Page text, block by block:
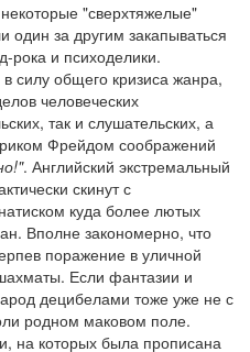
"сверхтяжелые"
за другим закапываться
и психоделики.
силу общего кризиса жанра,
человеческих
так и слушательских, а
Фрейдом соображений
. Английский экстремальный
скинут с
куда более лютых
Вполне закономерно, что
поражение в уличной
Если фантазии и
децибелами тоже уже не с
родном маковом поле.
на которых была прописана